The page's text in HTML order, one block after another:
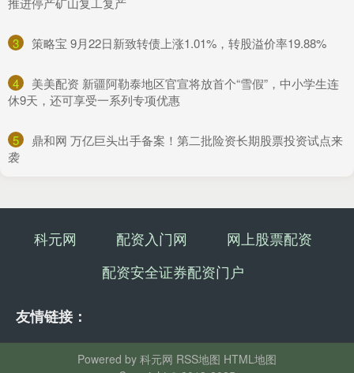
3 ​策略宝 9月22日新致转债上涨1.01%，转股溢价率19.88%
4
​美美配资 新疆阿勒泰地区官宣将放首个“雪假”，中小学生连
休9天，还可享受一系列专项优惠
5
​鼎和网 万亿巨头出手备案！第二批险资长期股票投资试点来
袭
科元网 配资入门网
网上股票配资
配资安全证券配资门户
友情链接：
Powered by 科元网 RSS地图 HTML地图